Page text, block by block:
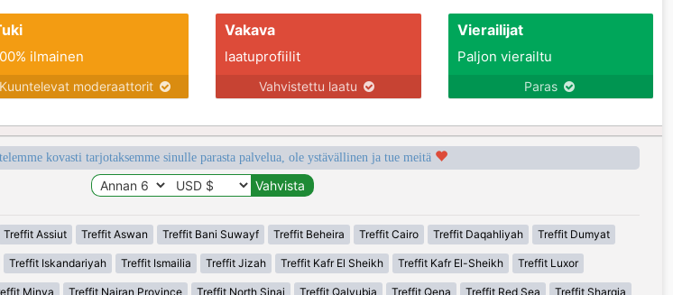
ilmainen
Kuuntelevat moderaattorit
Vakava
laatuprofiilit
Vahvistettu laatu
Vierailijat
Paljon vierailtu
Paras
kovasti tarjotaksemme sinulle parasta palvelua, ole ystävällinen ja tue meitä
Treffit Assiut Treffit Aswan Treffit Bani Suwayf Treffit Beheira Treffit Cairo Treffit Daqahliyah Treffit Dumyat
Treffit Iskandariyah Treffit Ismailia Treffit Jizah Treffit Kafr El Sheikh Treffit Kafr El-Sheikh Treffit Luxor
Minya Treffit Najran Province Treffit North Sinai Treffit Qalyubia Treffit Qena Treffit Red Sea Treffit Sharqia